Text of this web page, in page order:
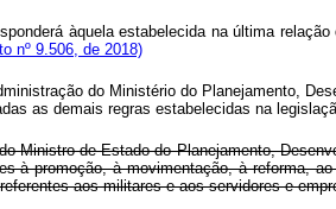
àquela estabelecida na última
nº 9.506, de 2018)
do Ministério do Planejamento,
as demais regras estabelecidas
Ministro de Estado do Planejamento,
à promoção, à movimentação, à reforma,
aos militares e aos servidores e